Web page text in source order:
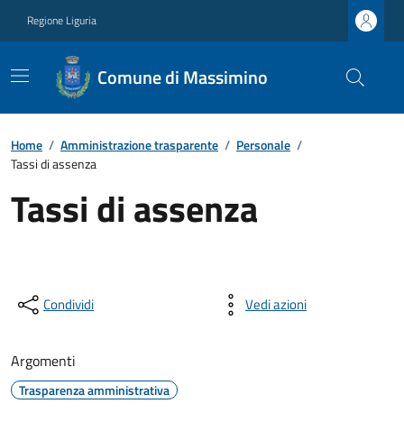
Regione Liguria
Comune di Massimino
Home / Amministrazione trasparente / Personale /
Tassi di assenza
Tassi di assenza
Condividi Vedi azioni
Argomenti
Trasparenza amministrativa